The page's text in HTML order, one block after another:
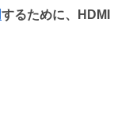
するために、HDMI